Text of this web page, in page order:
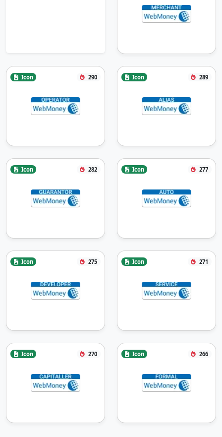
Icon 290 Icon 289
Icon 282 Icon 277
Icon 275 Icon 271
Icon 270 Icon 266